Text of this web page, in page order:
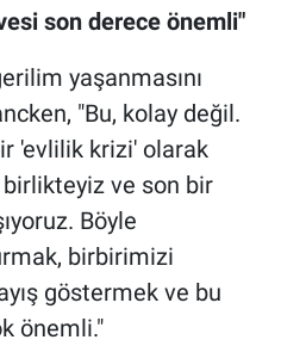
son derece önemli"
yaşanmasını
"Bu, kolay değil.
'evlilik krizi' olarak
birlikteyiz ve son bir
Böyle
birbirimizi
göstermek ve bu
önemli."